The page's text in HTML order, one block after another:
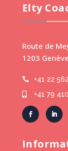
Elty
Route de
1203 Genève
 +41 22
+41 79